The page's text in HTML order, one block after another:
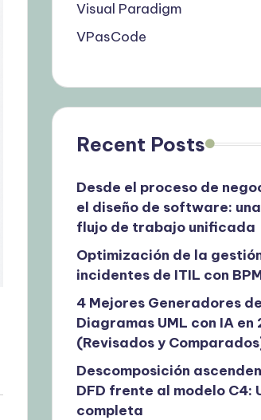
Visual Paradigm
VPasCode
Recent Posts
Desde el proceso de
el diseño de software:
flujo de trabajo unificada
Optimización de la
incidentes de ITIL con
4 Mejores Generadores de
Diagramas UML con IA en
(Revisados y
Descomposición
DFD frente al modelo C4:
completa